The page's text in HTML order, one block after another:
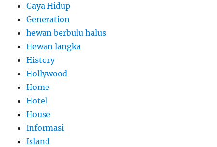
Gaya Hidup
Generation
hewan berbulu halus
Hewan langka
History
Hollywood
Home
Hotel
House
Informasi
Island